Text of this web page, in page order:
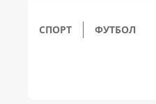
СПОРТ ФУТБОЛ